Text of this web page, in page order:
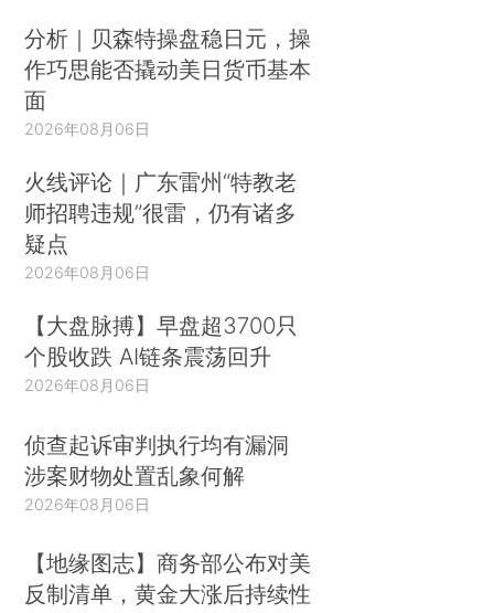
分析｜贝森特操盘稳日元，操
作巧思能否撬动美日货币基本
面
2026年08月06日
火线评论｜广东雷州“特教老
师招聘违规”很雷，仍有诸多
疑点
2026年08月06日
【大盘脉搏】早盘超3700只
个股收跌 AI链条震荡回升
2026年08月06日
侦查起诉审判执行均有漏洞
涉案财物处置乱象何解
2026年08月06日
【地缘图志】商务部公布对美
反制清单，黄金大涨后持续性